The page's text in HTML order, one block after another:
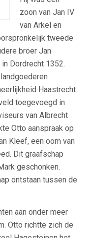
zoon van Jan IV
van Arkel en
tweede
broer Jan
Dordrecht 1352.
Haastrecht
toegevoegd in
van Albrecht
Otto aanspraak op
Kleef, een oom van
Dit graafschap
geschonken.
ontstaan tussen de
aan onder meer
Otto richtte zich de